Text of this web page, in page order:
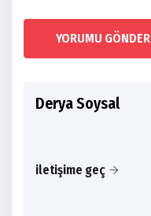
YORUMU GÖNDER
Derya Soysal
iletişime geç